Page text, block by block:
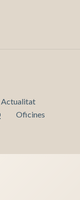
Actualitat
Oficines